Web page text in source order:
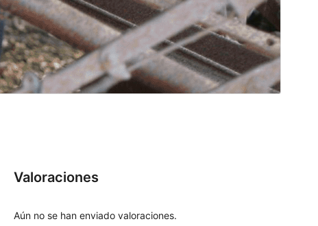
Valoraciones
Aún no se han enviado valoraciones.